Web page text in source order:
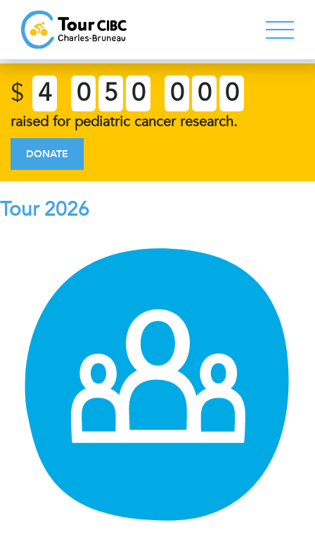
$ 4 0 5 0 0 0 0
raised for pediatric cancer research.
DONATE
Tour 2026